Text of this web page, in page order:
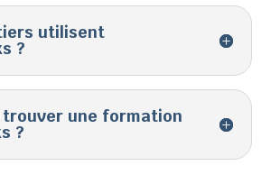
utilisent
?
trouver une formation
?